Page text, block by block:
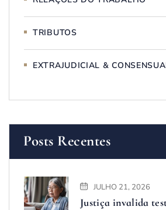
TRIBUTOS
EXTRAJUDICIAL &
Posts Recentes
JULHO 21, 2026
Justiça invalida